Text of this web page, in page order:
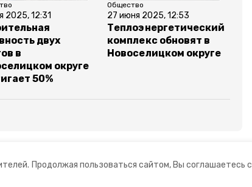
Продолжая пользоваться сайтом, Вы соглашаетесь с
2025, 12:31
двух
в
округе
50%
Общество
27 июня 2025, 12:53
Теплоэнергетический
комплекс обновят в
Новоселицком округе